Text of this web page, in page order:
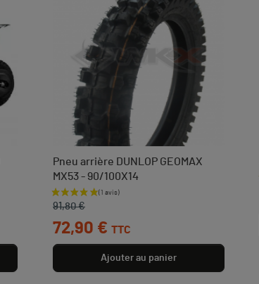
Pneu arrière DUNLOP GEOMAX
MX53 - 90/100X14
Prix de base
91,80 €
Prix
72,90 € TTC
Ajouter au panier